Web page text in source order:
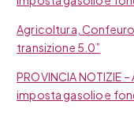
Agricoltura,
transizione 5.0”
PROVINCIA NOTIZIE
imposta gasolio e